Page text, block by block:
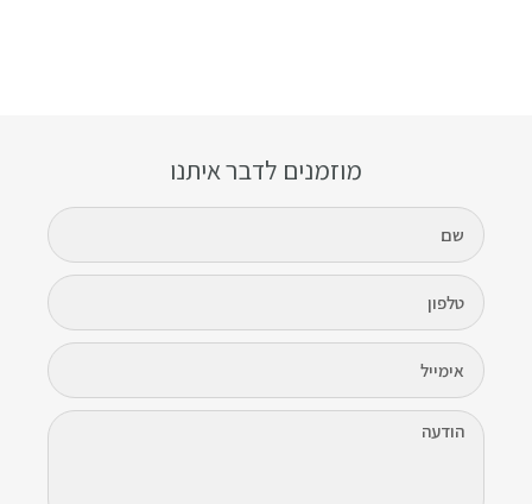
מוזמנים לדבר איתנו